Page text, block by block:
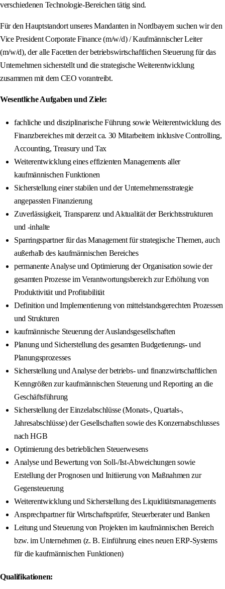
verschiedenen Technologie-Bereichen tätig sind.
Für den Hauptstandort unseres Mandanten in Nordbayern suchen wir den
Vice President Corporate Finance (m/w/d) / Kaufmännischer Leiter
(m/w/d), der alle Facetten der betriebswirtschaftlichen Steuerung für das
Unternehmen sicherstellt und die strategische Weiterentwicklung
zusammen mit dem CEO vorantreibt.
Wesentliche Aufgaben und Ziele:
fachliche und disziplinarische Führung sowie Weiterentwicklung des
Finanzbereiches mit derzeit ca. 30 Mitarbeitern inklusive Controlling,
Accounting, Treasury und Tax
Weiterentwicklung eines effizienten Managements aller
kaufmännischen Funktionen
Sicherstellung einer stabilen und der Unternehmensstrategie
angepassten Finanzierung
Zuverlässigkeit, Transparenz und Aktualität der Berichtsstrukturen
und -inhalte
Sparringspartner für das Management für strategische Themen, auch
außerhalb des kaufmännischen Bereiches
permanente Analyse und Optimierung der Organisation sowie der
gesamten Prozesse im Verantwortungsbereich zur Erhöhung von
Produktivität und Profitabilität
Definition und Implementierung von mittelstandsgerechten Prozessen
und Strukturen
kaufmännische Steuerung der Auslandsgesellschaften
Planung und Sicherstellung des gesamten Budgetierungs- und
Planungsprozesses
Sicherstellung und Analyse der betriebs- und finanzwirtschaftlichen
Kenngrößen zur kaufmännischen Steuerung und Reporting an die
Geschäftsführung
Sicherstellung der Einzelabschlüsse (Monats-, Quartals-,
Jahresabschlüsse) der Gesellschaften sowie des Konzernabschlusses
nach HGB
Optimierung des betrieblichen Steuerwesens
Analyse und Bewertung von Soll-/Ist-Abweichungen sowie
Erstellung der Prognosen und Initiierung von Maßnahmen zur
Gegensteuerung
Weiterentwicklung und Sicherstellung des Liquiditätsmanagements
Ansprechpartner für Wirtschaftsprüfer, Steuerberater und Banken
Leitung und Steuerung von Projekten im kaufmännischen Bereich
bzw. im Unternehmen (z. B. Einführung eines neuen ERP-Systems
für die kaufmännischen Funktionen)
Qualifikationen: